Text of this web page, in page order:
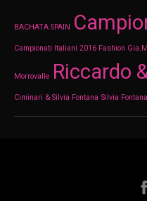
BACHATA SPAIN
Campionati Italiani 2016 Fashion
Morrovalle Riccardo
Ciminari & Silvia Fontana Silvia Fontana